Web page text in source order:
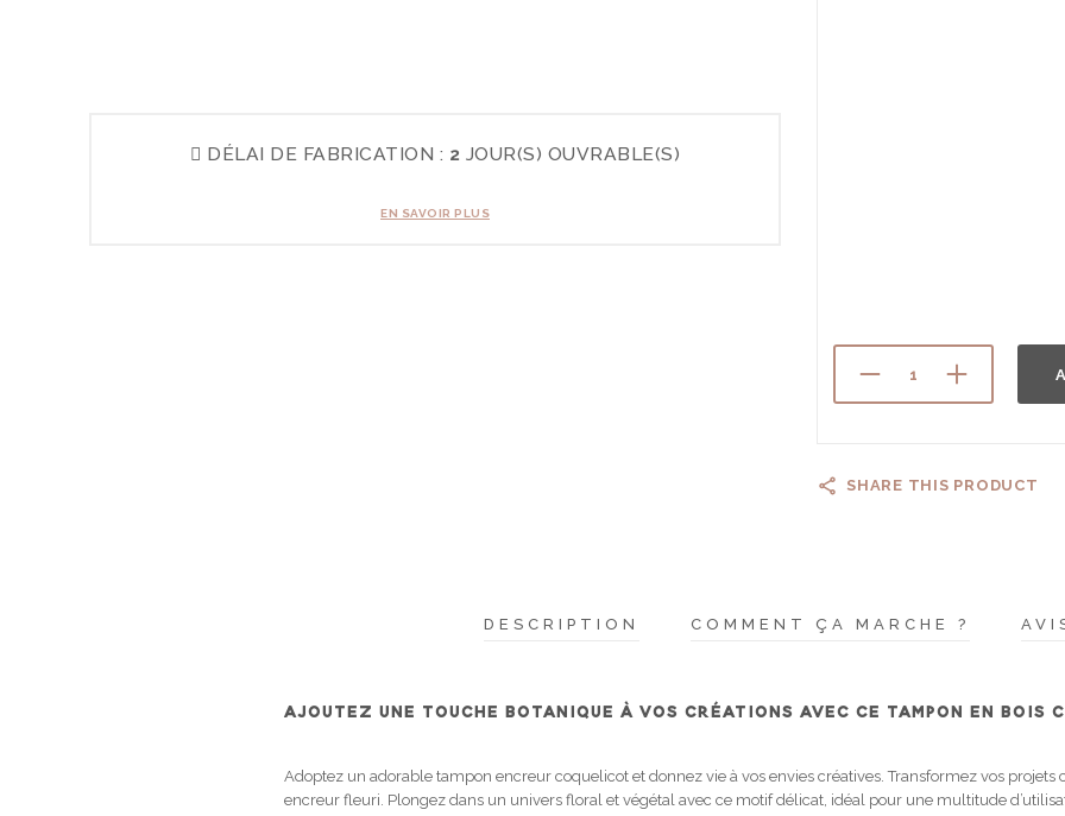
DÉLAI DE FABRICATION : 2 JOUR(S) OUVRABLE(S)
EN SAVOIR PLUS
SHARE THIS PRODUCT
DESCRIPTION COMMENT ÇA MARCHE ?
AJOUTEZ UNE TOUCHE BOTANIQUE À VOS CRÉATIONS AVEC CE TAMPON EN BOIS
Adoptez un adorable tampon encreur coquelicot et donnez vie à vos envies créatives. Transformez vos projets
encreur fleuri. Plongez dans un univers floral et végétal avec ce motif délicat, idéal pour une multitude